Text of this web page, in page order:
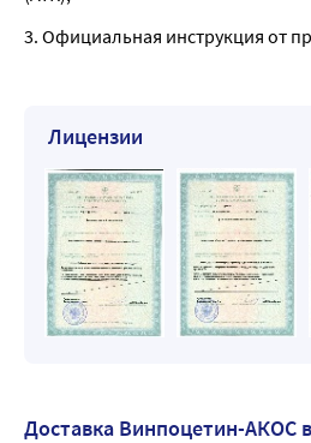
3. Официальная инструкция от
Лицензии
Доставка Винпоцетин-АКОС